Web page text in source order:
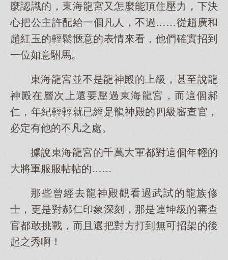
麼認識的，東海龍宮又怎麼能頂住壓力，下決
心把公主許配給一個凡人，不過……從趙廣和
趙紅玉的輕鬆愜意的表情來看，他們確實招到
一位如意駙馬。
東海龍宮並不是龍神殿的上級，甚至說龍
神殿在層次上還要壓過東海龍宮，而這個郝
仁，年紀輕輕就已經是龍神殿的四級審查官，
必定有他的不凡之處。
據說東海龍宮的千萬大軍都對這個年輕的
大將軍服服帖帖的……
那些曾經去龍神殿觀看過武試的龍族修
士，更是對郝仁印象深刻，那是連坤級的審查
官都敢挑戰，而且還把對方打到無可招架的後
起之秀啊！